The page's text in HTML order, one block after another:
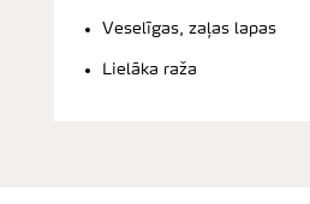
Veselīgas, zaļas lapas
Lielāka raža